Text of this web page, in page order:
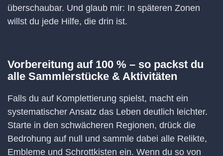
überschaubar. Und glaub mir: In späteren Zonen
willst du jede Hilfe, die drin ist.
Vorbereitung auf 100 % – so packst du
alle Sammlerstücke & Aktivitäten
Falls du auf Komplettierung spielst, macht ein
systematischer Ansatz das Leben deutlich leichter.
Starte in den schwächeren Regionen, drück die
Bedrohung auf null und sammle dabei alle Relikte,
Embleme und Schrottkisten ein. Wenn du so von